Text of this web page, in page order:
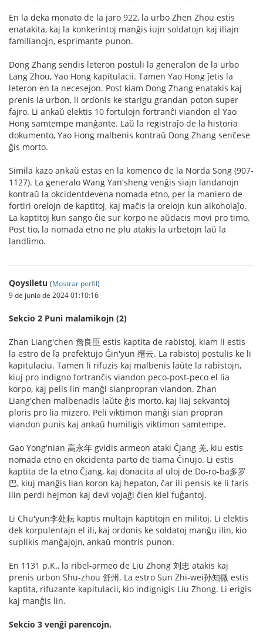
En la deka monato de la jaro 922, la urbo Zhen Zhou estis
enatakita, kaj la konkerintoj manĝis iujn soldatojn kaj iliajn
familianojn, esprimante punon.
Dong Zhang sendis leteron postuli la generalon de la urbo
Lang Zhou, Yao Hong kapitulacii. Tamen Yao Hong ĵetis la
leteron en la necesejon. Post kiam Dong Zhang enatakis kaj
prenis la urbon, li ordonis ke starigu grandan poton super
fajro. Li ankaŭ elektis 10 fortulojn fortranĉi viandon el Yao
Hong samtempe manĝante. Laŭ la registraĵo de la historia
dokumento, Yao Hong malbenis kontraŭ Dong Zhang senĉese
ĝis morto.
Simila kazo ankaŭ estas en la komenco de la Norda Song (907-
1127). La generalo Wang Yan'sheng venĝis siajn landanojn
kontraŭ la okcidentdevena nomada etno, per la maniero de
fortiri orelojn de kaptitoj, kaj maĉis la orelojn kun alkoholaĵo.
La kaptitoj kun sango ĉie sur korpo ne aŭdacis movi pro timo.
Post tio, la nomada etno ne plu atakis la urbetojn laŭ la
landlimo.
Qoysiletu (Mostrar perfil)
9 de junio de 2024 01:10:16
Sekcio 2 Puni malamikojn (2)
Zhan Liang'chen 詹良臣 estis kaptita de rabistoj, kiam li estis
la estro de la prefektujo Ĝin'yun 缙云. La rabistoj postulis ke li
kapitulaciu. Tamen li rifuzis kaj malbenis laŭte la rabistojn,
kiuj pro indigno fortranĉis viandon peco-post-peco el lia
korpo, kaj pelis lin manĝi sianpropran viandon. Zhan
Liang'chen malbenadis laŭte ĝis morto, kaj liaj sekvantoj
ploris pro lia mizero. Peli viktimon manĝi sian propran
viandon punis kaj ankaŭ humiligis viktimon samtempe.
Gao Yong'nian 高永年 gvidis armeon ataki Ĉjang 羌, kiu estis
nomada etno en okcidenta parto de tiama Ĉinujo. Li estis
kaptita de la etno Ĉjang, kaj donacita al uloj de Do-ro-ba多罗
巴, kiuj manĝis lian koron kaj hepaton, ĉar ili pensis ke li faris
ilin perdi hejmon kaj devi vojaĝi ĉien kiel fuĝantoj.
Li Chu'yun李处耘 kaptis multajn kaptitojn en militoj. Li elektis
dek korpulentajn el ili, kaj ordonis ke soldatoj manĝu ilin, kio
suplikis manĝajojn, ankaŭ montris punon.
En 1131 p.K., la ribel-armeo de Liu Zhong 刘忠 atakis kaj
prenis urbon Shu-zhou 舒州. La estro Sun Zhi-wei孙知微 estis
kaptita, rifuzante kapitulacii, kio indignigis Liu Zhong. Li erigis
kaj manĝis lin.
Sekcio 3 venĝi parencojn.